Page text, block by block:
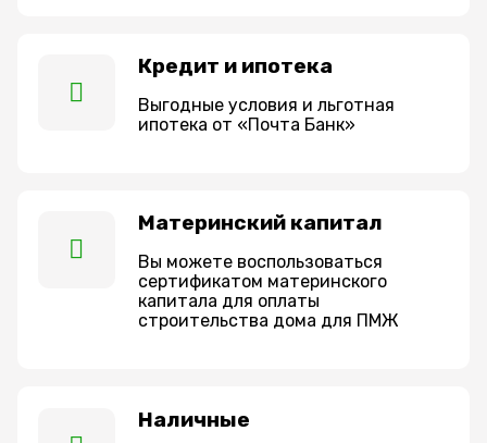
Кредит и ипотека
Выгодные условия и льготная
ипотека от «Почта Банк»
Материнский капитал
Вы можете воспользоваться
сертификатом материнского
капитала для оплаты
строительства дома для ПМЖ
Наличные